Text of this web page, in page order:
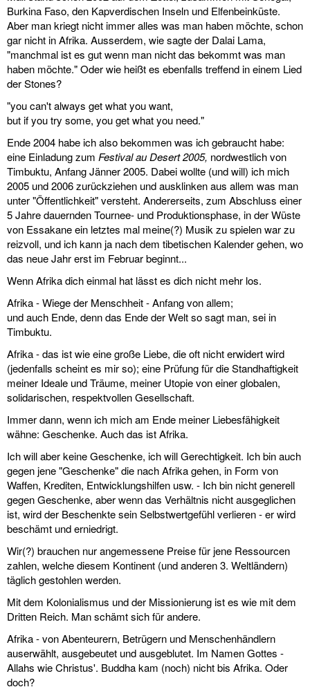
diskografie
liedtexte
film
kulturpreis
flüchtig
biografie
huberts
schreibtisch
vermischtes
links
media
kontakt
Impressum
Burkina Faso, den Kapverdischen Inseln und Elfenbeinküste.
Aber man kriegt nicht immer alles was man haben möchte, schon
gar nicht in Afrika. Ausserdem, wie sagte der Dalai Lama,
"manchmal ist es gut wenn man nicht das bekommt was man
haben möchte." Oder wie heißt es ebenfalls treffend in einem Lied
der Stones?
"you can't always get what you want,
but if you try some, you get what you need."
Ende 2004 habe ich also bekommen was ich gebraucht habe:
eine Einladung zum Festival au Desert 2005, nordwestlich von
Timbuktu, Anfang Jänner 2005. Dabei wollte (und will) ich mich
2005 und 2006 zurückziehen und ausklinken aus allem was man
unter "Öffentlichkeit" versteht. Andererseits, zum Abschluss einer
5 Jahre dauernden Tournee- und Produktionsphase, in der Wüste
von Essakane ein letztes mal meine(?) Musik zu spielen war zu
reizvoll, und ich kann ja nach dem tibetischen Kalender gehen, wo
das neue Jahr erst im Februar beginnt...
Wenn Afrika dich einmal hat lässt es dich nicht mehr los.
Afrika - Wiege der Menschheit - Anfang von allem;
und auch Ende, denn das Ende der Welt so sagt man, sei in
Timbuktu.
Afrika - das ist wie eine große Liebe, die oft nicht erwidert wird
(jedenfalls scheint es mir so); eine Prüfung für die Standhaftigkeit
meiner Ideale und Träume, meiner Utopie von einer globalen,
solidarischen, respektvollen Gesellschaft.
Immer dann, wenn ich mich am Ende meiner Liebesfähigkeit
wähne: Geschenke. Auch das ist Afrika.
Ich will aber keine Geschenke, ich will Gerechtigkeit. Ich bin auch
gegen jene "Geschenke" die nach Afrika gehen, in Form von
Waffen, Krediten, Entwicklungshilfen usw. - Ich bin nicht generell
gegen Geschenke, aber wenn das Verhältnis nicht ausgeglichen
ist, wird der Beschenkte sein Selbstwertgefühl verlieren - er wird
beschämt und erniedrigt.
Wir(?) brauchen nur angemessene Preise für jene Ressourcen
zahlen, welche diesem Kontinent (und anderen 3. Weltländern)
täglich gestohlen werden.
Mit dem Kolonialismus und der Missionierung ist es wie mit dem
Dritten Reich. Man schämt sich für andere.
Afrika - von Abenteurern, Betrügern und Menschenhändlern
auserwählt, ausgebeutet und ausgeblutet. Im Namen Gottes -
Allahs wie Christus'. Buddha kam (noch) nicht bis Afrika. Oder
doch?